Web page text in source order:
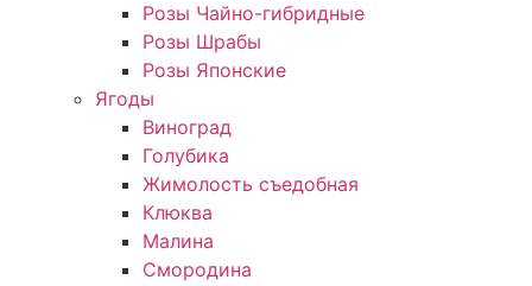
Розы Чайно-гибридные
Розы Шрабы
Розы Японские
Ягоды
Виноград
Голубика
Жимолость съедобная
Клюква
Малина
Смородина